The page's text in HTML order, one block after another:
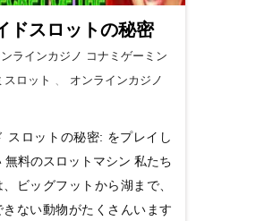
ドスロットの秘密
ラインカジノ コナミゲーミン
スロット 、
オンラインカジノ
スロットの秘密: をプレイし
無料のスロットマシン 私たち
ビッグフットから湖まで、
ない動物がたくさんいます